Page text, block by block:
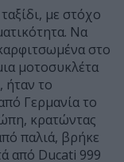
με στόχο
Να
στο
μοτοσυκλέτα
ήταν το
Γερμανία το
κρατώντας
παλιά, βρήκε
από Ducati 999